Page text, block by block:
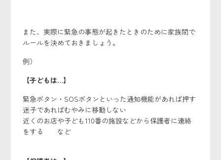
また、実際に緊急の事態が起きたときのために家族間で
ルールを決めておきましょう。
例）
【子どもは…】
緊急ボタン・SOSボタンといった通知機能があれば押す
迷子であればむやみに移動しない
近くのお店や子ども110番の施設などから保護者に連絡
をする など